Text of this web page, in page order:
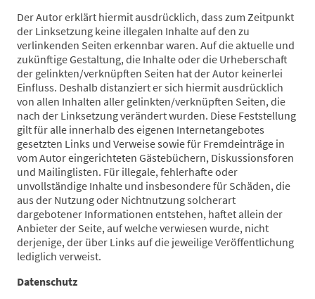
Der Autor erklärt hiermit ausdrücklich, dass zum Zeitpunkt
der Linksetzung keine illegalen Inhalte auf den zu
verlinkenden Seiten erkennbar waren. Auf die aktuelle und
zukünftige Gestaltung, die Inhalte oder die Urheberschaft
der gelinkten/verknüpften Seiten hat der Autor keinerlei
Einfluss. Deshalb distanziert er sich hiermit ausdrücklich
von allen Inhalten aller gelinkten/verknüpften Seiten, die
nach der Linksetzung verändert wurden. Diese Feststellung
gilt für alle innerhalb des eigenen Internetangebotes
gesetzten Links und Verweise sowie für Fremdeinträge in
vom Autor eingerichteten Gästebüchern, Diskussionsforen
und Mailinglisten. Für illegale, fehlerhafte oder
unvollständige Inhalte und insbesondere für Schäden, die
aus der Nutzung oder Nichtnutzung solcherart
dargebotener Informationen entstehen, haftet allein der
Anbieter der Seite, auf welche verwiesen wurde, nicht
derjenige, der über Links auf die jeweilige Veröffentlichung
lediglich verweist.
Datenschutz